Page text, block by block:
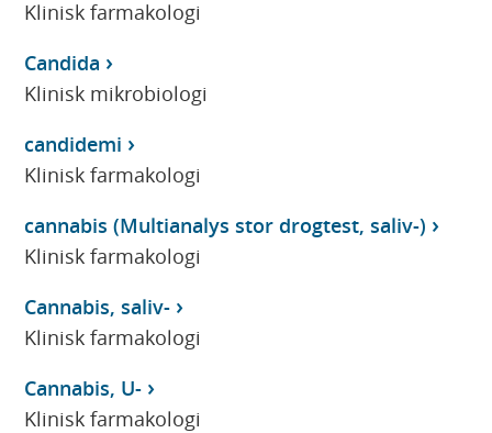
Klinisk farmakologi
Candida
Klinisk mikrobiologi
candidemi
Klinisk farmakologi
cannabis (Multianalys stor drogtest, saliv-)
Klinisk farmakologi
Cannabis, saliv-
Klinisk farmakologi
Cannabis, U-
Klinisk farmakologi